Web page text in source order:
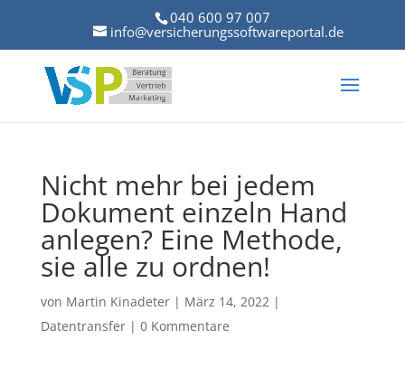
040 600 97 007
info@versicherungssoftwareportal.de
Nicht mehr bei jedem
Dokument einzeln Hand
anlegen? Eine Methode,
sie alle zu ordnen!
von Martin Kinadeter| März 14, 2022|
Datentransfer| 0 Kommentare